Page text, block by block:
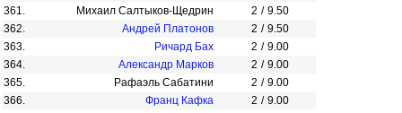
361.
Михаил Салтыков-Щедрин 2 / 9.50
362.
Андрей Платонов 2 / 9.50
363.
Ричард Бах 2 / 9.00
364.
Александр Марков 2 / 9.00
365.
Рафаэль Сабатини 2 / 9.00
366.
Франц Кафка 2 / 9.00